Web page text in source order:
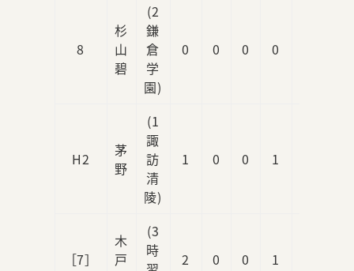
8
杉
山
碧
(2
鎌
倉
学
園)
0 0 0 0
H2
茅
野
(1
諏
訪
清
陵)
1 0 0 1
［7］
木
戸
(3
時
2 0 0 1